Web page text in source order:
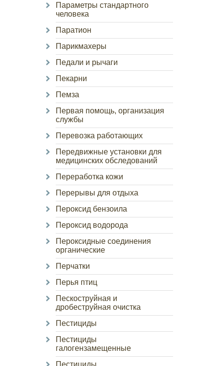
Параметры стандартного
человека
Паратион
Парикмахеры
Педали и рычаги
Пекарни
Пемза
Первая помощь, организация
службы
Перевозка работающих
Передвижные установки для
медицинских обследований
Переработка кожи
Перерывы для отдыха
Пероксид бензоила
Пероксид водорода
Пероксидные соединения
органические
Перчатки
Перья птиц
Пескоструйная и
дробеструйная очистка
Пестициды
Пестициды
галогензамещенные
Пестициды